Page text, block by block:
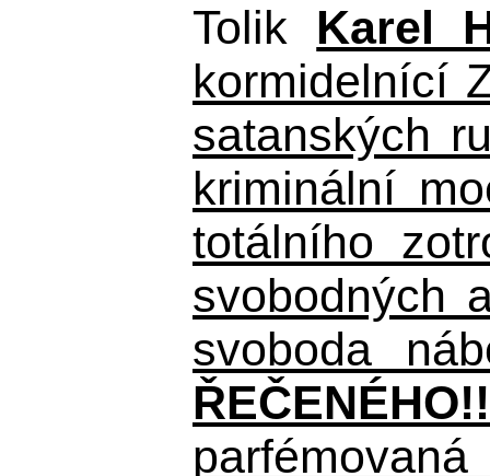
Tolik Karel
kormidelnící
satanských
kriminální
totálního
svobodných
svoboda